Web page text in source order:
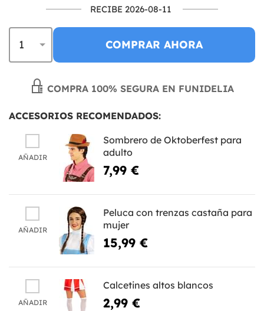
RECIBE 2026-08-11
COMPRAR AHORA
COMPRA 100% SEGURA EN FUNIDELIA
ACCESORIOS RECOMENDADOS:
AÑADIR
Sombrero de Oktoberfest para
adulto
7,99 €
AÑADIR
Peluca con trenzas castaña para
mujer
15,99 €
AÑADIR
Calcetines altos blancos
2,99 €